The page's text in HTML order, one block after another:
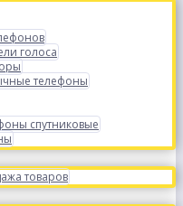
голоса
телефоны
спутниковые
товаров